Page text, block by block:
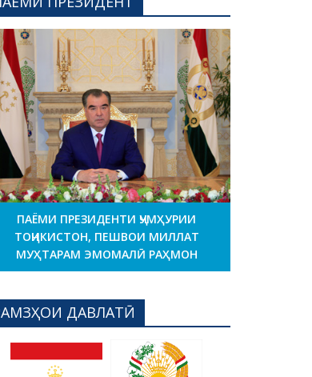
ПАЁМИ ПРЕЗИДЕНТИ ҶУМҲУРИИ
ТОҶИКИСТОН, ПЕШВОИ МИЛЛАТ
МУҲТАРАМ ЭМОМАЛӢ РАҲМОН
ДАВЛАТӢ